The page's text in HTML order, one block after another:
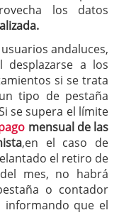
los datos
andaluces,
desplazarse a los
si se trata
tipo de pestaña
se supera el límite
mensual de las
,en el caso de
el retiro de
mes, no habrá
o contador
informando que el